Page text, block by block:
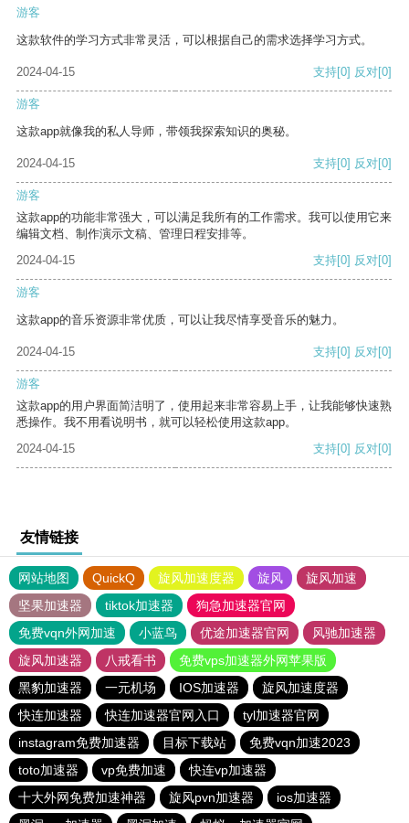
游客
这款软件的学习方式非常灵活，可以根据自己的需求选择学习方式。
2024-04-15 支持[0] 反对[0]
游客
这款app就像我的私人导师，带领我探索知识的奥秘。
2024-04-15 支持[0] 反对[0]
游客
这款app的功能非常强大，可以满足我所有的工作需求。我可以使用它来
编辑文档、制作演示文稿、管理日程安排等。
2024-04-15
支持[0] 反对[0]
游客
这款app的音乐资源非常优质，可以让我尽情享受音乐的魅力。
2024-04-15 支持[0] 反对[0]
游客
这款app的用户界面简洁明了，使用起来非常容易上手，让我能够快速熟
悉操作。我不用看说明书，就可以轻松使用这款app。
2024-04-15
支持[0] 反对[0]
友情链接
网站地图 QuickQ 旋风加速度器 旋风
旋风加速
坚果加速器
tiktok加速器
狗急加速器官网
免费vqn外网加速
小蓝鸟 优途加速器官网
风驰加速器
旋风加速器
八戒看书
免费vps加速器外网苹果版
黑豹加速器
一元机场 IOS加速器
旋风加速度器
快连加速器
快连加速器官网入口
tyl加速器官网
instagram免费加速器
目标下载站
免费vqn加速2023
toto加速器
vp免费加速
快连vp加速器
十大外网免费加速神器
旋风pvn加速器
ios加速器